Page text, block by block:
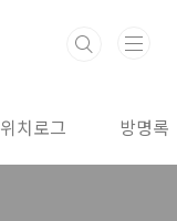
위치로그 방명록